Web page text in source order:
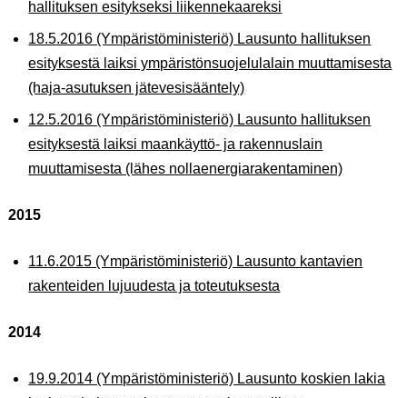
hallituksen esitykseksi liikennekaareksi
18.5.2016 (Ympäristöministeriö) Lausunto hallituksen
esityksestä laiksi ympäristönsuojelulalain muuttamisesta
(haja-asutuksen jätevesisääntely)
12.5.2016 (Ympäristöministeriö) Lausunto hallituksen
esityksestä laiksi maankäyttö- ja rakennuslain
muuttamisesta (lähes nollaenergiarakentaminen)
2015
11.6.2015 (Ympäristöministeriö) Lausunto kantavien
rakenteiden lujuudesta ja toteutuksesta
2014
19.9.2014 (Ympäristöministeriö) Lausunto koskien lakia